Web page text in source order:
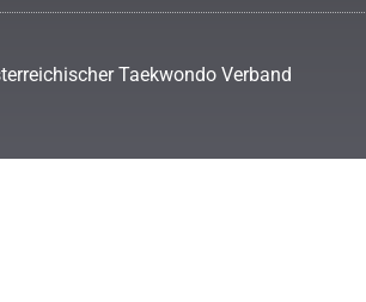
Taekwondo Verband